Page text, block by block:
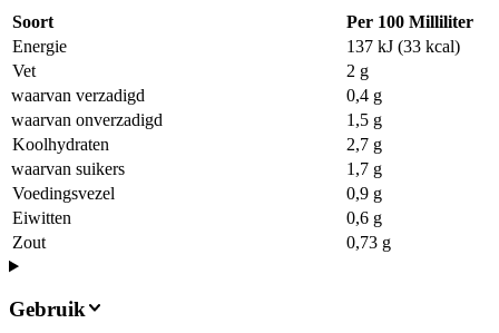
Soort
Per 100 Milliliter
Energie
137 kJ (33 kcal)
Vet
2 g
waarvan verzadigd
0,4 g
waarvan onverzadigd
1,5 g
Koolhydraten
2,7 g
waarvan suikers
1,7 g
Voedingsvezel
0,9 g
Eiwitten
0,6 g
Zout
0,73 g
Gebruik